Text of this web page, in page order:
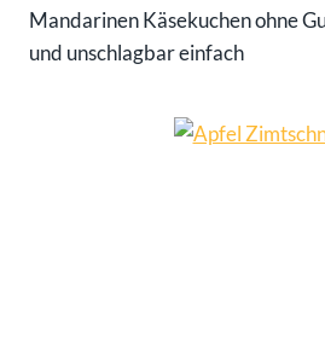
Mandarinen Käsekuchen ohne
und unschlagbar einfach